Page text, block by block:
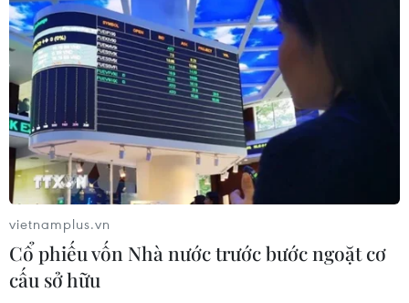
vietnamplus.vn
Cổ phiếu vốn Nhà nước trước bước ngoặt cơ
cấu sở hữu